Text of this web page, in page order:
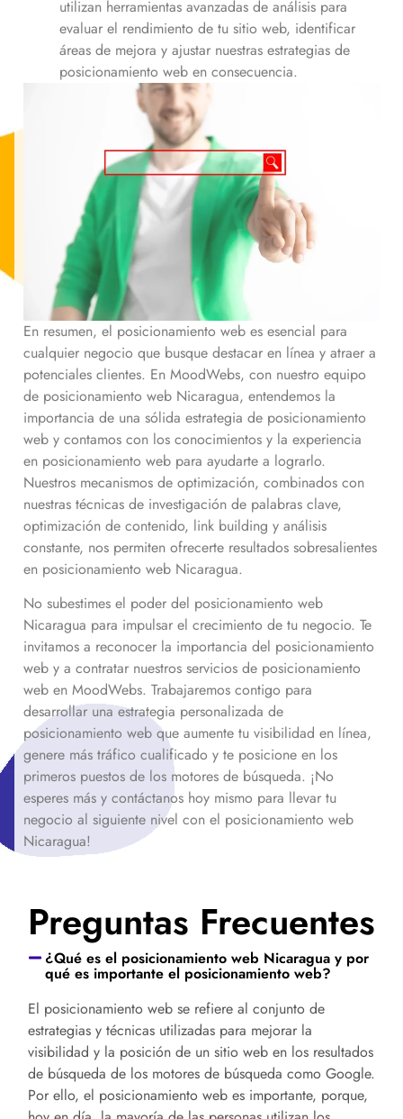
utilizan herramientas avanzadas de análisis para
evaluar el rendimiento de tu sitio web, identificar
áreas de mejora y ajustar nuestras estrategias de
posicionamiento web en consecuencia.
En resumen, el posicionamiento web es esencial para
cualquier negocio que busque destacar en línea y atraer a
potenciales clientes. En MoodWebs, con nuestro equipo
de posicionamiento web Nicaragua, entendemos la
importancia de una sólida estrategia de posicionamiento
web y contamos con los conocimientos y la experiencia
en posicionamiento web para ayudarte a lograrlo.
Nuestros mecanismos de optimización, combinados con
nuestras técnicas de investigación de palabras clave,
optimización de contenido, link building y análisis
constante, nos permiten ofrecerte resultados sobresalientes
en posicionamiento web Nicaragua.
No subestimes el poder del posicionamiento web
Nicaragua para impulsar el crecimiento de tu negocio. Te
invitamos a reconocer la importancia del posicionamiento
web y a contratar nuestros servicios de posicionamiento
web en MoodWebs. Trabajaremos contigo para
desarrollar una estrategia personalizada de
posicionamiento web que aumente tu visibilidad en línea,
genere más tráfico cualificado y te posicione en los
primeros puestos de los motores de búsqueda. ¡No
esperes más y contáctanos hoy mismo para llevar tu
negocio al siguiente nivel con el posicionamiento web
Nicaragua!
¿Qué es el posicionamiento web Nicaragua y por
qué es importante el posicionamiento web?
El posicionamiento web se refiere al conjunto de
estrategias y técnicas utilizadas para mejorar la
visibilidad y la posición de un sitio web en los resultados
de búsqueda de los motores de búsqueda como Google.
Por ello, el posicionamiento web es importante, porque,
Preguntas Frecuentes